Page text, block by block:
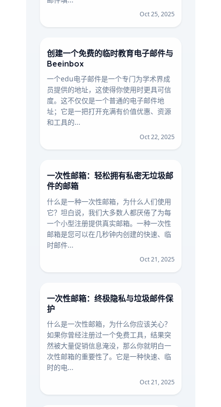
Oct 25, 2025
创建一个免费的临时教育电子邮件与
Beeinbox
一个edu电子邮件是一个专门为学术界成
员提供的地址，这使得你使用时更具可信
度。这不仅仅是一个普通的电子邮件地
址；它是一把打开充满有价值优惠、资源
和工具的...
Oct 22, 2025
一次性邮箱：轻松拥有私密无垃圾邮
件的邮箱
什么是一种一次性邮箱，为什么人们使用
它？坦白说，我们大多数人都厌倦了为每
一个小型注册提供真实邮箱。一种一次性
邮箱是您可以在几秒钟内创建的快速、临
时邮件...
Oct 21, 2025
一次性邮箱：终极隐私与垃圾邮件保
护
什么是一次性邮箱，为什么你应该关心？
如果你曾经注册过一个免费工具，结果突
然被大量促销信息淹没，那么你就明白一
次性邮箱的重要性了。它是一种快速、临
时的电...
Oct 21, 2025